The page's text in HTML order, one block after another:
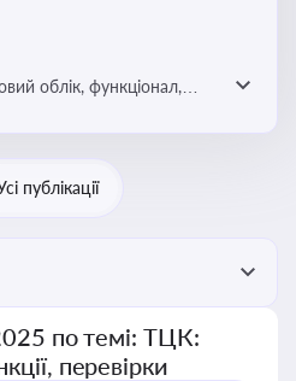
публікації
по темі: ТЦК:
перевірки